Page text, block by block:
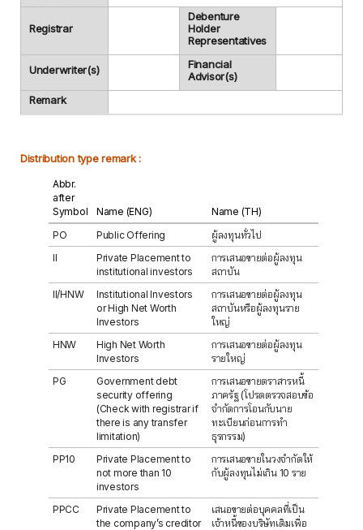
Registrar
Debenture
Holder
Representatives
Underwriter(s)
Financial
Advisor(s)
Remark
Distribution type remark :
Abbr.
after
Symbol
Name (ENG)
Name (TH)
PO
Public Offering
ผู้ลงทุนทั่วไป
II
Private Placement to
institutional investors
การเสนอขายต่อผู้ลงทุน
สถาบัน
II/HNW
Institutional Investors
or High Net Worth
Investors
การเสนอขายต่อผู้ลงทุน
สถาบันหรือผู้ลงทุนราย
ใหญ่
HNW
High Net Worth
Investors
การเสนอขายต่อผู้ลงทุน
รายใหญ่
PG
Government debt
security offering
(Check with registrar if
there is any transfer
limitation)
การเสนอขายตราสารหนี้
ภาครัฐ (โปรดตรวจสอบข้อ
จำกัดการโอนกับนาย
ทะเบียนก่อนการทำ
ธุรกรรม)
PP10
Private Placement to
not more than 10
investors
การเสนอขายในวงจำกัดให้
กับผู้ลงทุนไม่เกิน 10 ราย
PPCC
Private Placement to
the company’s creditor
เสนอขายต่อบุคคลที่เป็น
เจ้าหนี้ของบริษัทเดิมเพื่อ